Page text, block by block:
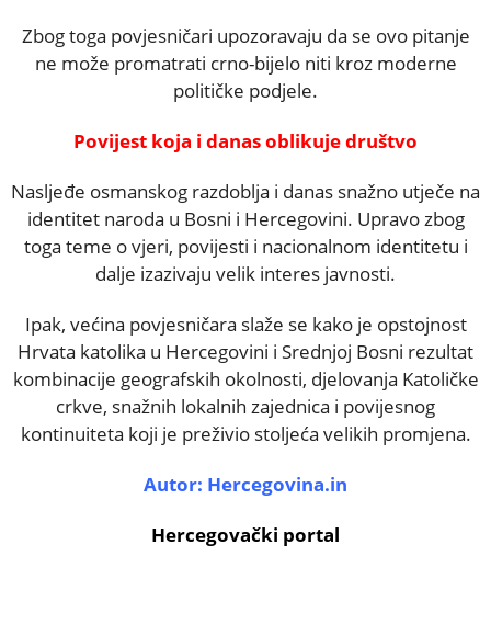
Zbog toga povjesničari upozoravaju da se ovo pitanje
ne može promatrati crno-bijelo niti kroz moderne
političke podjele.
Povijest koja i danas oblikuje društvo
Nasljeđe osmanskog razdoblja i danas snažno utječe na
identitet naroda u Bosni i Hercegovini. Upravo zbog
toga teme o vjeri, povijesti i nacionalnom identitetu i
dalje izazivaju velik interes javnosti.
Ipak, većina povjesničara slaže se kako je opstojnost
Hrvata katolika u Hercegovini i Srednjoj Bosni rezultat
kombinacije geografskih okolnosti, djelovanja Katoličke
crkve, snažnih lokalnih zajednica i povijesnog
kontinuiteta koji je preživio stoljeća velikih promjena.
Autor: Hercegovina.in
Hercegovački portal